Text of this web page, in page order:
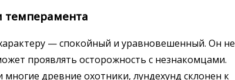
темперамента
— спокойный и уравновешенный. Он не
проявлять осторожность с незнакомцами.
древние охотники, лундехунд склонен к